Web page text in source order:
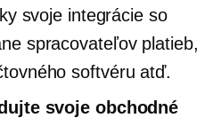
svoje integrácie so
spracovateľov platieb,
softvéru atď.
svoje obchodné